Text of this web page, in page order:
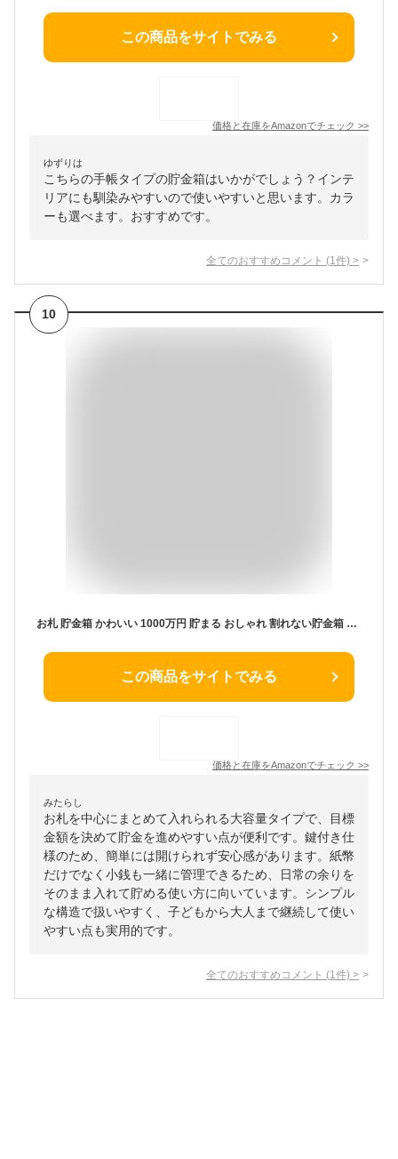
この商品をサイトでみる
価格と在庫をAmazonでチェック >>
ゆずりは
こちらの手帳タイプの貯金箱はいかがでしょう？インテ
リアにも馴染みやすいので使いやすいと思います。カラ
ーも選べます。おすすめです。
全てのおすすめコメント (1 件) >
10
お札 貯金箱 かわいい 1000万円 貯まる おしゃれ 割れない貯金箱 2つ鍵付き 大容量 札 紙幣 円玉 貯金 子供 家庭用 プレゼント (ブラック)
この商品をサイトでみる
価格と在庫をAmazonでチェック >>
みたらし
お札を中心にまとめて入れられる大容量タイプで、目標
金額を決めて貯金を進めやすい点が便利です。鍵付き仕
様のため、簡単には開けられず安心感があります。紙幣
だけでなく小銭も一緒に管理できるため、日常の余りを
そのまま入れて貯める使い方に向いています。シンプル
な構造で扱いやすく、子どもから大人まで継続して使い
やすい点も実用的です。
全てのおすすめコメント (1 件) >